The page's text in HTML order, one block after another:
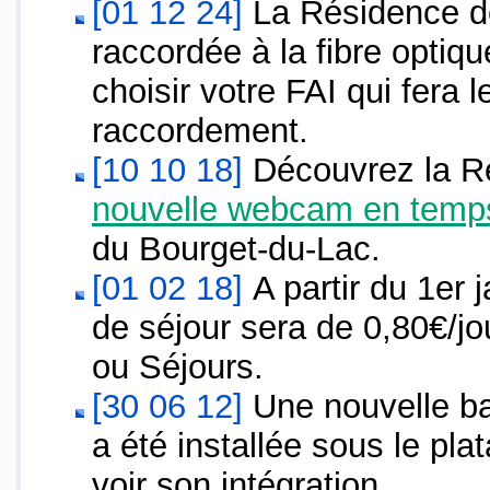
[01 12 24] La Résidence
raccordée à la fibre
choisir votre FAI qui fera
raccordement.
[10 10 18] Découvrez la
nouvelle webcam en
du Bourget-du-Lac.
[01 02 18] A partir du 1er
de séjour sera de 0,80€/
ou Séjours.
[30 06 12] Une nouvelle
a été installée sous le